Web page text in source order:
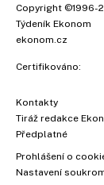
Copyright ©1996-
Týdeník Ekonom
ekonom.cz
Certifikováno:
Kontakty
Tiráž redakce
Předplatné
Prohlášení o
Nastavení